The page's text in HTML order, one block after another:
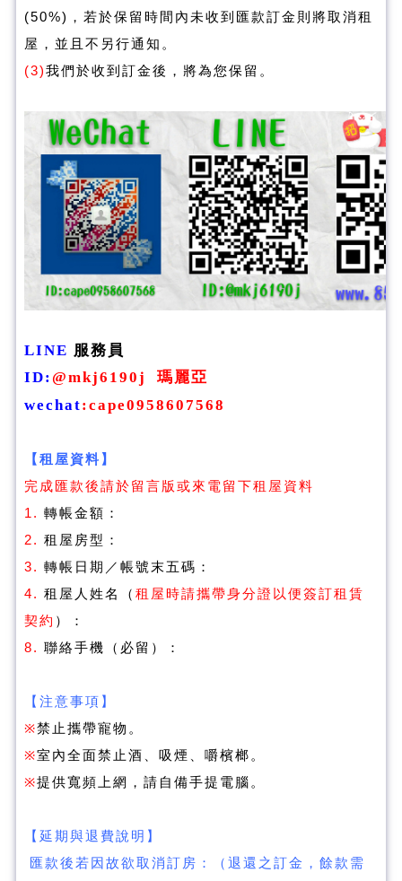
(50%)，若於保留時間內未收到匯款訂金則將取消租
屋，並且不另行通知。
(3)我們於收到訂金後，將為您保留。
LINE 服務員
ID: @mkj6190j
瑪麗亞
wechat:cape0958607568
【租屋資料】
完成匯款後請於留言版或來電留下租屋資料
1. 轉帳金額：
2. 租屋房型：
3. 轉帳日期／帳號末五碼：
4. 租屋人姓名（ 租屋時請攜帶身分證以便簽訂租賃
契約 ）：
8. 聯絡手機（必留）：
【注意事項】
※禁止攜帶寵物。
※室內全面禁止酒、吸煙、嚼檳榔。
※提供寬頻上網，請自備手提電腦。
【延期與退費說明】
匯款後若因故欲取消訂房：（退還之訂金，餘款需